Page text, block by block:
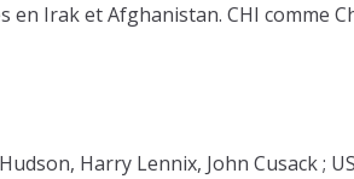
Irak et Afghanistan. CHI comme
Harry Lennix, John Cusack ;